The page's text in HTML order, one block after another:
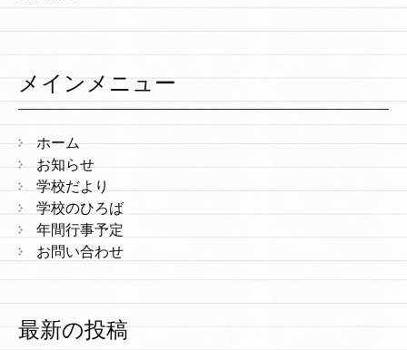
メインメニュー
ホーム
お知らせ
学校だより
学校のひろば
年間行事予定
お問い合わせ
最新の投稿